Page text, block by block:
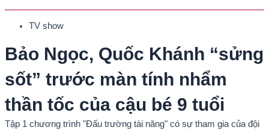
TV show
Bảo Ngọc, Quốc Khánh “sửng
sốt” trước màn tính nhẩm
thần tốc của cậu bé 9 tuổi
Tập 1 chương trình "Đấu trường tài năng" có sự tham gia của đội